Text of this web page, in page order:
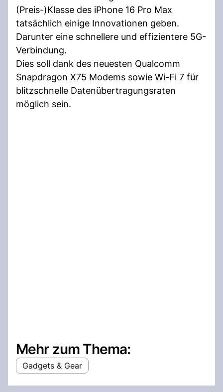
(Preis-)Klasse des iPhone 16 Pro Max
tatsächlich einige Innovationen geben.
Darunter eine schnellere und effizientere 5G-
Verbindung.
Dies soll dank des neuesten Qualcomm
Snapdragon X75 Modems sowie Wi-Fi 7 für
blitzschnelle Datenübertragungsraten
möglich sein.
Mehr zum Thema:
Gadgets & Gear